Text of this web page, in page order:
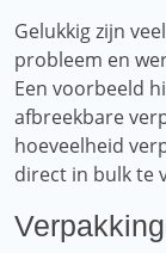
Gelukkig zijn
probleem en
Een voorbeeld
afbreekbare
hoeveelheid
direct in bulk te